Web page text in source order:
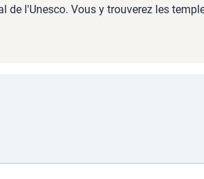
l'Unesco. Vous y trouverez les